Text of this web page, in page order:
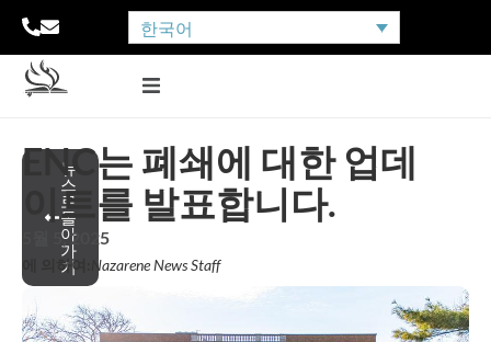
한국어
뉴
스
로
돌
아
가
기
ENC는 폐쇄에 대한 업데
이트를 발표합니다.
5월 5, 2025
에 의하여: Nazarene News Staff